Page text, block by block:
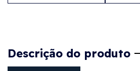
Descrição do produto